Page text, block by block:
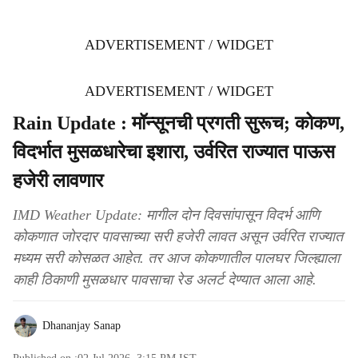
ADVERTISEMENT / WIDGET
ADVERTISEMENT / WIDGET
Rain Update : मॉन्सूनची प्रगती सुरूच; कोकण,
विदर्भात मुसळधारेचा इशारा, उर्वरित राज्यात पाऊस
हजेरी लावणार
IMD Weather Update: मागील दोन दिवसांपासून विदर्भ आणि
कोकणात जोरदार पावसाच्या सरी हजेरी लावत असून उर्वरित राज्यात
मध्यम सरी कोसळत आहेत. तर आज कोकणातील पालघर जिल्ह्याला
काही ठिकाणी मुसळधार पावसाचा रेड अलर्ट देण्यात आला आहे.
Dhananjay Sanap